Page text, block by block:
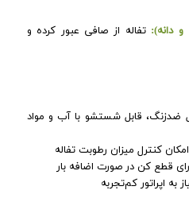
دانه): تفاله از صافی عبور کرده و
ضدزنگ، قابل شستشو با آب و مواد
امکان کنترل میزان رطوبت تفاله
قطع کن در صورت اضافه بار
اپراتور کم‌تجربه